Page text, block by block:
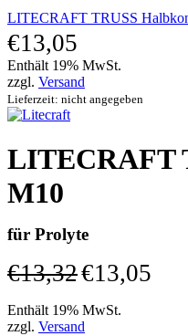
LITECRAFT TRUSS
€13,05
Enthält 19% MwSt.
zzgl. Versand
Lieferzeit: nicht angegeben
LITECRAFT
M10
für Prolyte
€13,32€13,05
Enthält 19% MwSt.
zzgl. Versand